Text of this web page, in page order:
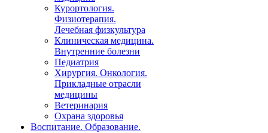
Курортология.
Физиотерапия.
Лечебная физкультура
Клиническая медицина.
Внутренние болезни
Педиатрия
Хирургия. Онкология.
Прикладные отрасли
медицины
Ветеринария
Охрана здоровья
Воспитание. Образование.